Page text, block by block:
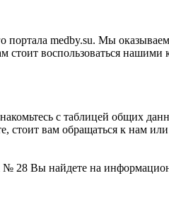
портала medby.su. Мы
воспользоваться нашими
с таблицей общих
стоит вам обращаться к нам или
№ 28 Вы найдете на